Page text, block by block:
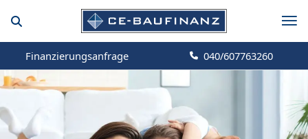
Finanzierungsanfrage 040/607763260